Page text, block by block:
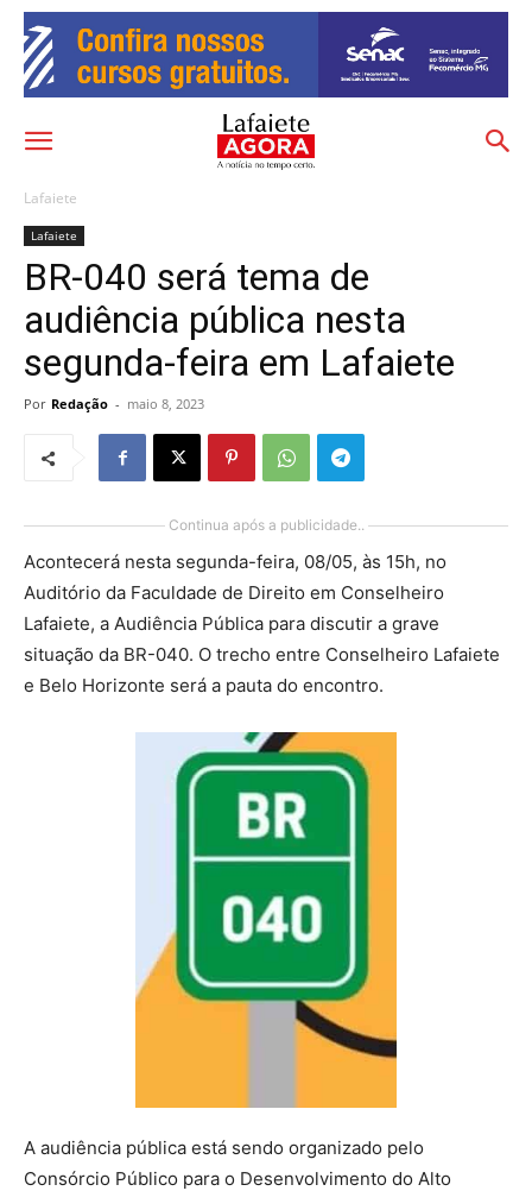
Lafaiete
Lafaiete
BR-040 será tema de
audiência pública nesta
segunda-feira em Lafaiete
Por Redação - maio 8, 2023
Continua após a publicidade..
Acontecerá nesta segunda-feira, 08/05, às 15h, no
Auditório da Faculdade de Direito em Conselheiro
Lafaiete, a Audiência Pública para discutir a grave
situação da BR-040. O trecho entre Conselheiro Lafaiete
e Belo Horizonte será a pauta do encontro.
A audiência pública está sendo organizado pelo
Consórcio Público para o Desenvolvimento do Alto